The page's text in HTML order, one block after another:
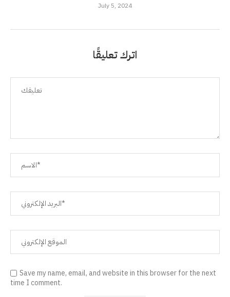
July 5, 2024
اترك تعليقًا
Save my name, email, and website in this browser for the next
time I comment.